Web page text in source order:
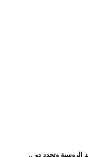
الروسية وتحدد دو